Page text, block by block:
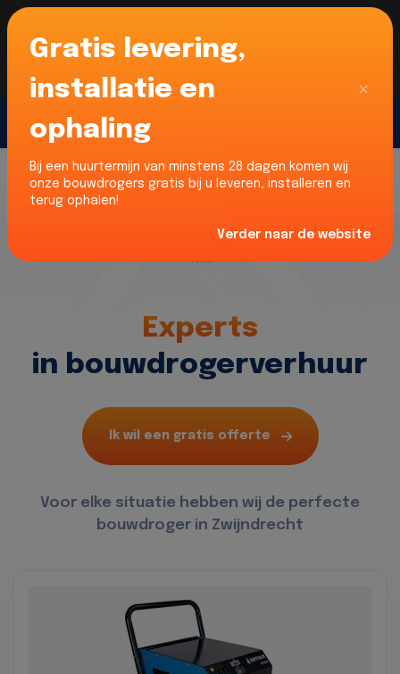
Voor onze Nederlandse klanten... Wij zijn maar
liefst 52% goedkoper dan verhuurders uit NL -
limburg en Noord-Brabant!
Home
Experts
in bouwdrogerverhuur
Ik wil een gratis offerte
Voor elke situatie hebben wij de perfecte
bouwdroger in Zwijndrecht
Gratis levering,
installatie en
ophaling
Bij een huurtermijn van minstens 28 dagen komen wij
onze bouwdrogers gratis bij u leveren, installeren en
terug ophalen!
Verder naar de website